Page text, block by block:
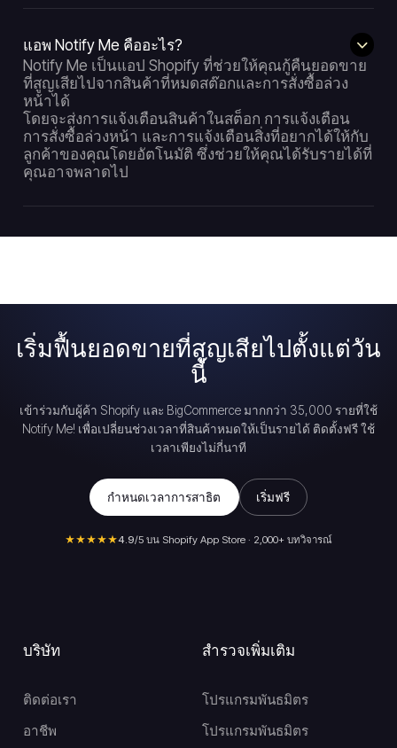
แอพ Notify Me คืออะไร?
Notify Me เป็นแอป Shopify ที่ช่วยให้คุณกู้คืนยอดขาย
ที่สูญเสียไปจากสินค้าที่หมดสต๊อกและการสั่งซื้อล่วง
หน้าได้
โดยจะส่งการแจ้งเตือนสินค้าในสต็อก การแจ้งเตือน
การสั่งซื้อล่วงหน้า และการแจ้งเตือนสิ่งที่อยากได้ให้กับ
ลูกค้าของคุณโดยอัตโนมัติ ซึ่งช่วยให้คุณได้รับรายได้ที่
คุณอาจพลาดไป
เริ่มฟื้นยอดขายที่สูญเสียไปตั้งแต่วัน
นี้
เข้าร่วมกับผู้ค้า Shopify และ BigCommerce มากกว่า 35,000 รายที่ใช้
Notify Me! เพื่อเปลี่ยนช่วงเวลาที่สินค้าหมดให้เป็นรายได้ ติดตั้งฟรี ใช้
เวลาเพียงไม่กี่นาที
กำหนดเวลาการสาธิต เริ่มฟรี
★★★★★4.9/5 บน Shopify App Store · 2,000+ บทวิจารณ์
บริษัท
ติดต่อเรา
อาชีพ
สำรวจเพิ่มเติม
โปรแกรมพันธมิตร
โปรแกรมพันธมิตร